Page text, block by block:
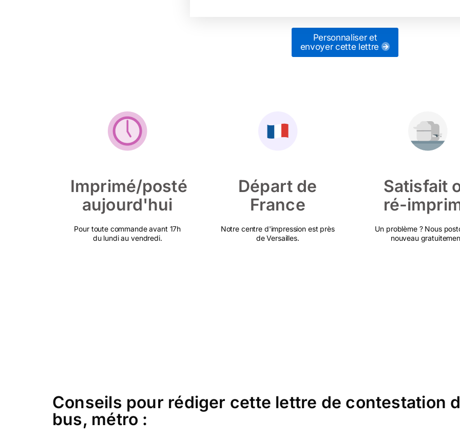
Personnaliser et
envoyer cette lettre
Imprimé/posté
aujourd'hui
Pour toute commande avant 17h
du lundi au vendredi.
Départ de
France
Notre centre d'impression est près
de Versailles.
Satisfait
ré-
Un problème ? Nous
nouveau
Conseils pour rédiger cette lettre de contestation
bus, métro :